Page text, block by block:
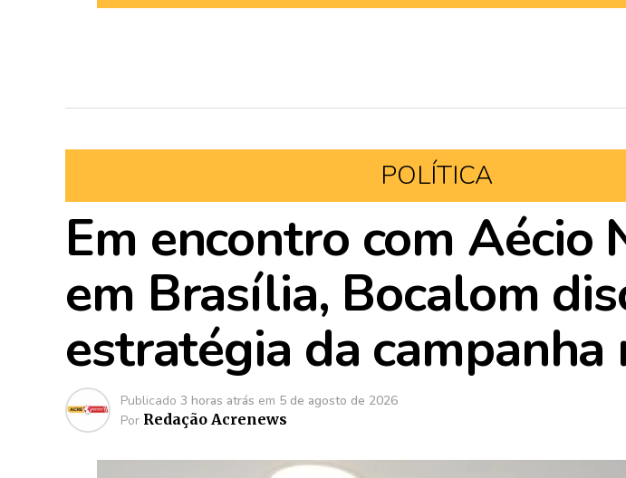
POLÍTICA
Em encontro com Aécio
em Brasília, Bocalom
estratégia da campanha
Publicado 3 horas atrás em 5 de agosto de 2026
Por Redação Acrenews